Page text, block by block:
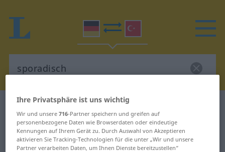
Deutsch-Türkisch Wörterbuch
Deutsch-Türkisch Übersetzung für
"sporadisch"
Ihre Privatsphäre ist uns wichtig
Wir und unsere716-Partner speichern und greifen auf
personenbezogene Daten wie Browserdaten oder eindeutige
Kennungen auf Ihrem Gerät zu. Durch Auswahl von Akzeptieren
aktivieren Sie Tracking-Technologien für die unter „Wir und unsere
Partner verarbeiten Daten, um Ihnen Dienste bereitzustellen“